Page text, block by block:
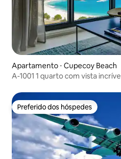
Apartamento ⋅ Cupecoy Beach
A-1001 1 quarto com vista incrível
Preferido dos hóspedes
Preferido dos hóspedes